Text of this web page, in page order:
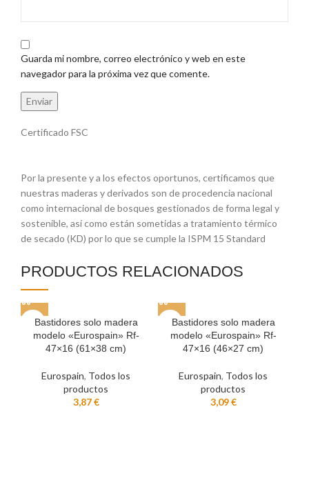
Guarda mi nombre, correo electrónico y web en este
navegador para la próxima vez que comente.
Certificado FSC
Por la presente y a los efectos oportunos, certificamos que
nuestras maderas y derivados son de procedencia nacional
como internacional de bosques gestionados de forma legal y
sostenible, así como están sometidas a tratamiento térmico
de secado (KD) por lo que se cumple la ISPM 15 Standard
PRODUCTOS RELACIONADOS
Bastidores solo madera
modelo «Eurospain» Rf-
47×16 (61×38 cm)
Eurospain, Todos los
productos
€
Bastidores solo madera
modelo «Eurospain» Rf-
47×16 (46×27 cm)
Eurospain, Todos los
productos
€